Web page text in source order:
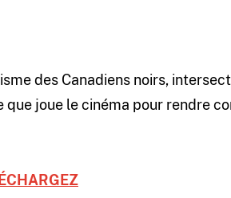
des Canadiens noirs,
joue le cinéma pour rendre